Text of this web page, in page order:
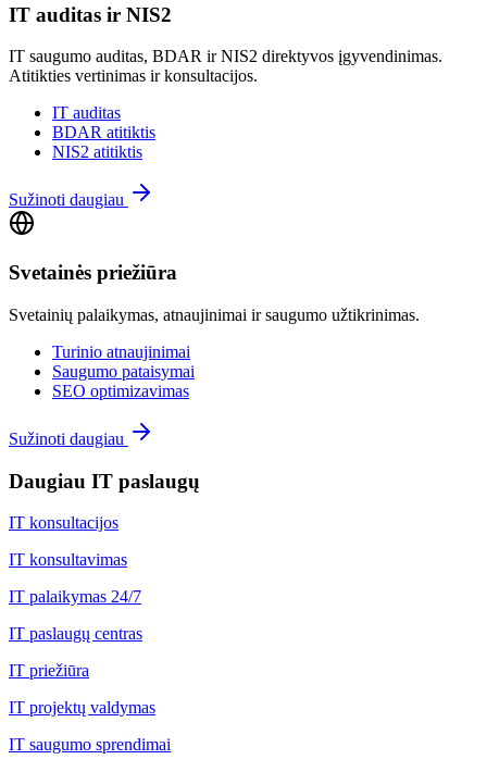
IT auditas ir NIS2
IT saugumo auditas, BDAR ir NIS2 direktyvos įgyvendinimas.
Atitikties vertinimas ir konsultacijos.
IT auditas
BDAR atitiktis
NIS2 atitiktis
Sužinoti daugiau
Svetainės priežiūra
Svetainių palaikymas, atnaujinimai ir saugumo užtikrinimas.
Turinio atnaujinimai
Saugumo pataisymai
SEO optimizavimas
Sužinoti daugiau
Daugiau IT paslaugų
IT konsultacijos
IT konsultavimas
IT palaikymas 24/7
IT paslaugų centras
IT priežiūra
IT projektų valdymas
IT saugumo sprendimai